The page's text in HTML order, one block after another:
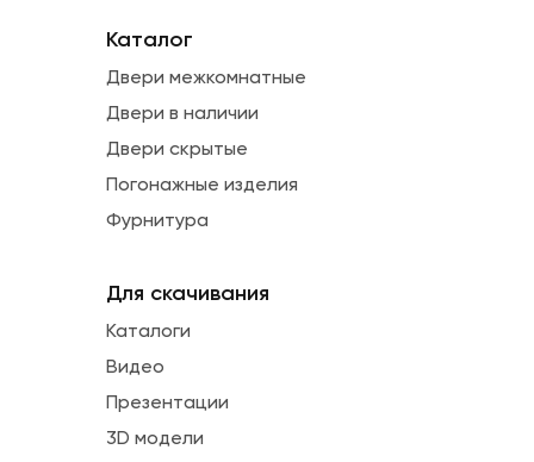
Каталог
Двери межкомнатные
Двери в наличии
Двери скрытые
Погонажные изделия
Фурнитура
Для скачивания
Каталоги
Видео
Презентации
3D модели